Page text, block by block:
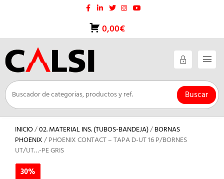
0,00€
Buscar
INICIO/02. MATERIAL INS. (TUBOS-BANDEJA)/BORNAS
PHOENIX/ PHOENIX CONTACT – TAPA D-UT 16 P/BORNES
UT/UT…-PE GRIS
30%
30%